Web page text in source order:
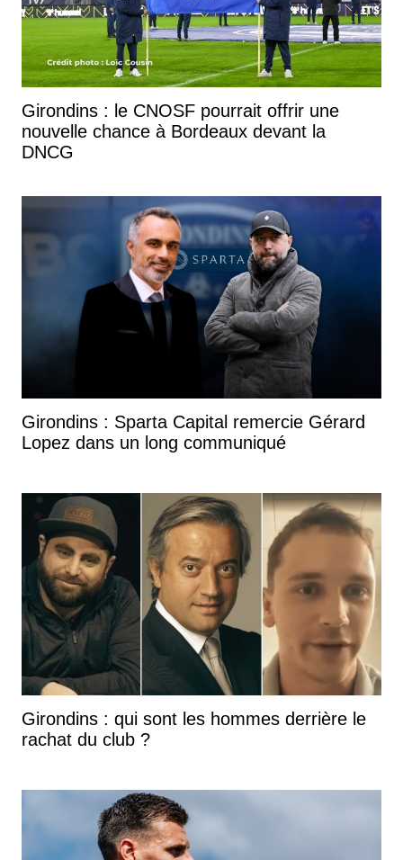
Girondins : le CNOSF pourrait offrir une
nouvelle chance à Bordeaux devant la
DNCG
Girondins : Sparta Capital remercie Gérard
Lopez dans un long communiqué
Girondins : qui sont les hommes derrière le
rachat du club ?